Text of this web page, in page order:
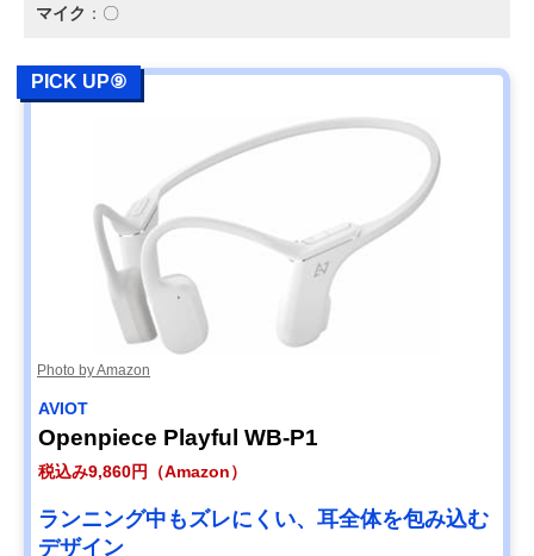
マイク ：〇
PICK UP⑨
Photo by Amazon
AVIOT
Openpiece Playful WB-P1
税込み9,860円（Amazon）
ランニング中もズレにくい、耳全体を包み込む
デザイン